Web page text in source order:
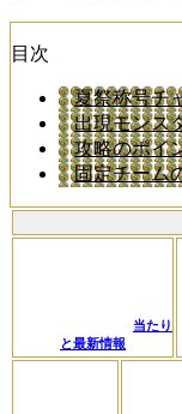
目次
夏祭称号チ
出現モンス
攻略のポイ
固定チーム
当たり
と最新情報